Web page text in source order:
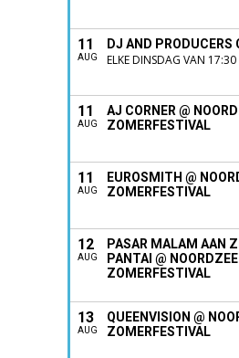
11
AUG
DJ AND PRODUCERS
ELKE DINSDAG VAN
11
AUG
AJ CORNER @
ZOMERFESTIVAL
11
AUG
EUROSMITH @
ZOMERFESTIVAL
12
AUG
PASAR MALAM AAN
PANTAI @ NOORDZEE
ZOMERFESTIVAL
13
AUG
QUEENVISION @
ZOMERFESTIVAL